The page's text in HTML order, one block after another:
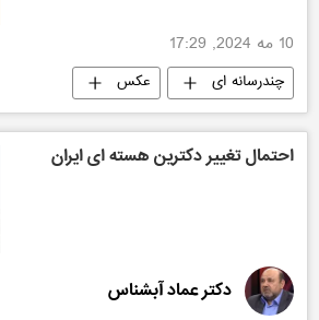
10 مه 2024, 17:29
چندرسانه ای عکس
احتمال تغییر دکترین هسته ای ایران
دکتر عماد آبشناس